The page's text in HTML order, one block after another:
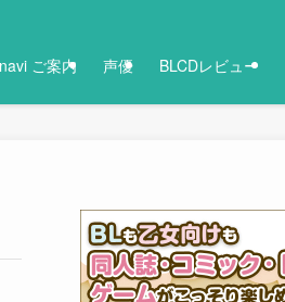
ご案内 声優 BLCDレビュー